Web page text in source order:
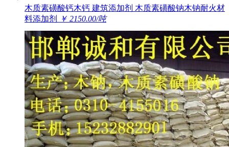
木质素磺酸钙木钙 建筑添加剂 木质素磺酸钠木钠耐火材
料添加剂
￥ 2150.00/吨